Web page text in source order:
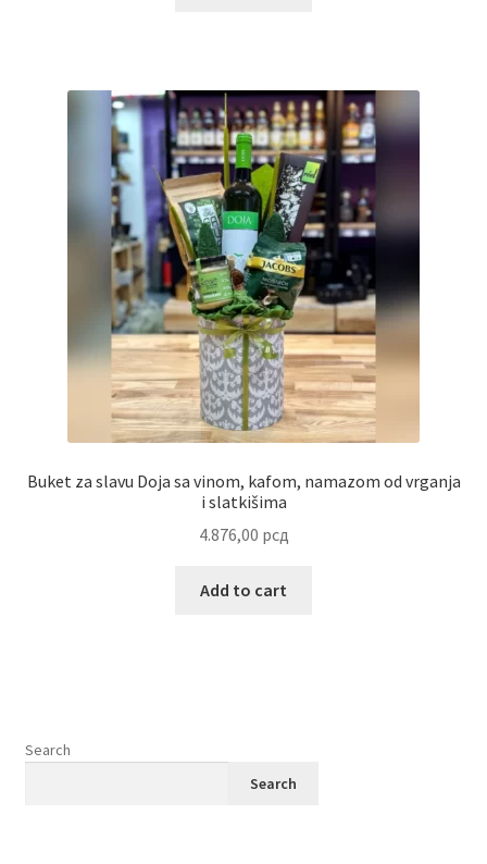
Buket za slavu Doja sa vinom, kafom, namazom od vrganja
i slatkišima
4.876,00 рсд
Add to cart
Search
Search